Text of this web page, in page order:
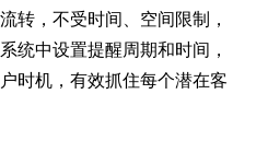
转，不受时间、空间限制，
统中设置提醒周期和时间，
时机，有效抓住每个潜在客